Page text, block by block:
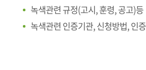
녹색관련 규정(고시, 훈령, 공고)등
녹색관련 인증기관, 신청방법, 인